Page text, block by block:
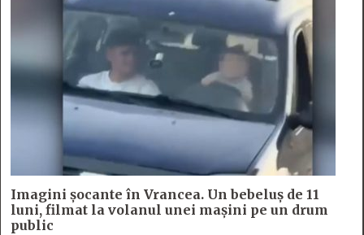
Imagini șocante în Vrancea. Un bebeluș de 11
luni, filmat la volanul unei mașini pe un drum
public